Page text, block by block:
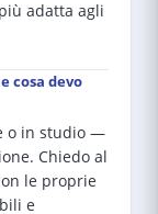
adatta agli
cosa devo
o in studio —
Chiedo al
le proprie
e